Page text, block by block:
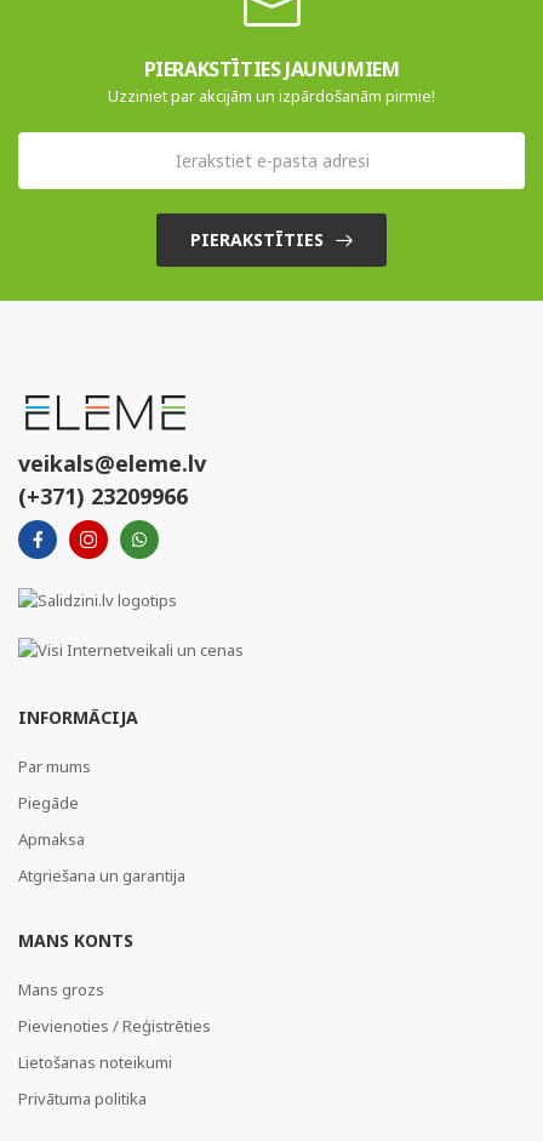
PIERAKSTĪTIES JAUNUMIEM
Uzziniet par akcijām un izpārdošanām pirmie!
PIERAKSTĪTIES
veikals@eleme.lv
(+371) 23209966
INFORMĀCIJA
Par mums
Piegāde
Apmaksa
Atgriešana un garantija
MANS KONTS
Mans grozs
Pievienoties / Reģistrēties
Lietošanas noteikumi
Privātuma politika